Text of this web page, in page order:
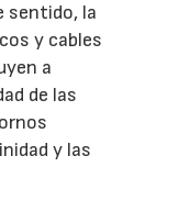
sentido, la
y cables
a
de las
y las